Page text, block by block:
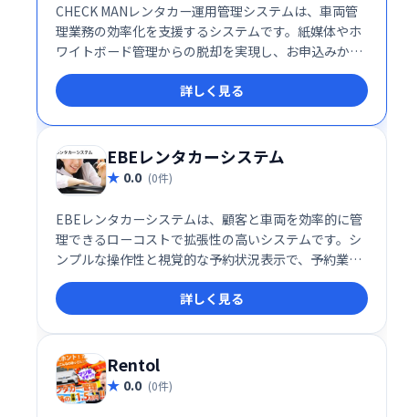
CHECK MANレンタカー運用管理システムは、車両管
理業務の効率化を支援するシステムです。紙媒体やホ
ワイトボード管理からの脱却を実現し、お申込みから
引取までをスムーズなフローで管理。車両状況の可視
化により、作業効率の向上と事業拡大をサポートしま
す。業務環境改善でお困りのレンタカー事業者様はぜ
ひご検討ください。
詳しく見る
EBEレンタカーシステム
0.0 (0件)
EBEレンタカーシステムは、顧客と車両を効率的に管
理できるローコストで拡張性の高いシステムです。シ
ンプルな操作性と視覚的な予約状況表示で、予約業務
をスムーズにサポート。貸出状況も一目瞭然で、業務
効率の大幅な向上を実現します。
詳しく見る
Rentol
0.0 (0件)